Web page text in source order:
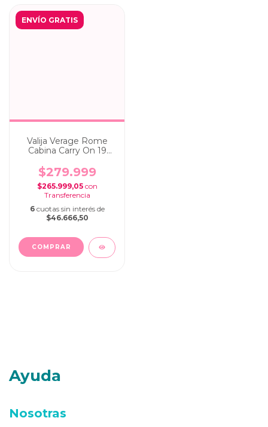
ENVÍO GRATIS
Valija Verage Rome
Cabina Carry On 19
$279.999
$265.999,05 con
6 cuotas sin interés de
$46.666,50
Ayuda
Nosotras